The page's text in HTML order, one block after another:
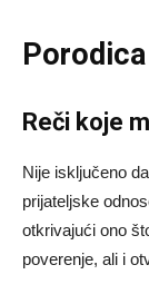
Reči koje
Nije isključeno
prijateljske
otkrivajući ono
poverenje, ali i